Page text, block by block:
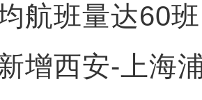
航班量达60
增西安-上海